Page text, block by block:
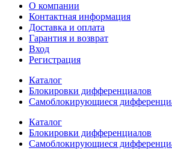
О компании
Контактная информация
Доставка и оплата
Гарантия и возврат
Вход
Регистрация
Каталог
Блокировки дифференциалов
Самоблокирующиеся
Каталог
Блокировки дифференциалов
Самоблокирующиеся